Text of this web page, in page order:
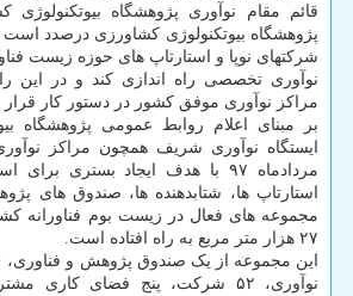
قائم مقام نوآوری پژوهشگاه بیوتکنولوژی
پژوهشگاه بیوتکنولوژی کشاورزی درصدد است
شرکتهای نوپا و استارتاپ های حوزه زیست
نوآوری تخصصی راه اندازی کند و در این
مراکز نوآوری موفق کشور در دستور کار
بر مبنای اعلام روابط عمومی پژوهشگاه
ایستگاه نوآوری شریف همچون مراکز
مردادماه ۹۷ با هدف ایجاد بستری
استارتاپ ها، شتابدهنده ها، صندوق های
مجموعه های فعال در زیست بوم فناورانه
۲۷ هزار متر مربع به راه افتاده است.
نوآوری، ۵۲ شرکت، پنج فضای کاری